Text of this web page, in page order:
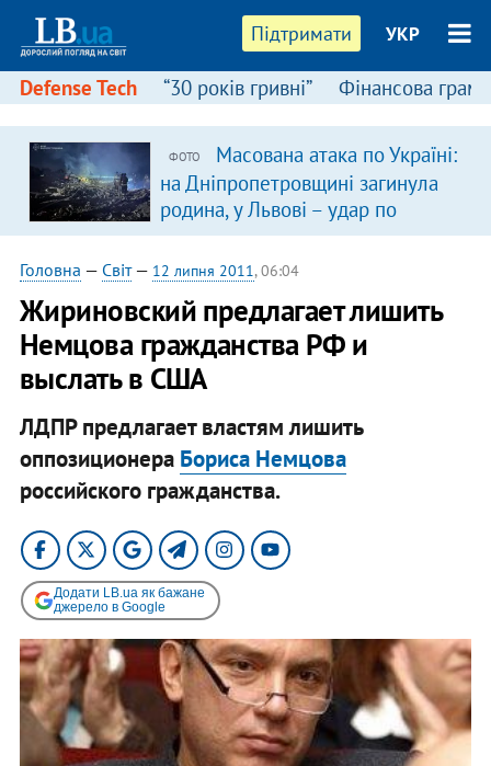
Підтримати УКР
Defense Tech “30 років гривні” Фінансова
ФОТО
Масована атака по Україні:
на Дніпропетровщині загинула
родина, у Львові – удар по
багатоповерхівках
(доповнюється)
Головна — Світ— 12 липня 2011, 06:04
Жириновский предлагает лишить
Немцова гражданства РФ и
выслать в США
ЛДПР предлагает властям лишить
оппозиционера Бориса Немцова
российского гражданства.
Додати LB.ua як бажане
джерело в Google